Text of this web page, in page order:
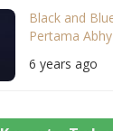
Black and
Pertama
Menikmatinya
6 years ago